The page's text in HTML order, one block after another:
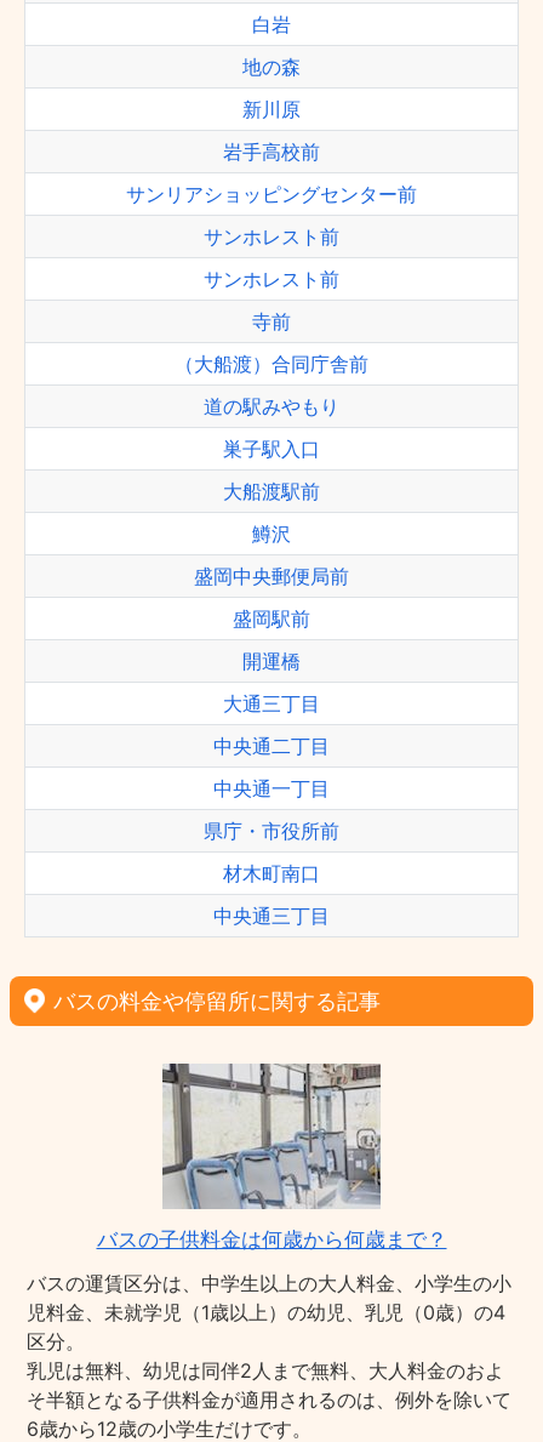
白岩
地の森
新川原
岩手高校前
サンリアショッピングセンター前
サンホレスト前
サンホレスト前
寺前
（大船渡）合同庁舎前
道の駅みやもり
巣子駅入口
大船渡駅前
鱒沢
盛岡中央郵便局前
盛岡駅前
開運橋
大通三丁目
中央通二丁目
中央通一丁目
県庁・市役所前
材木町南口
中央通三丁目
バスの料金や停留所に関する記事
バスの子供料金は何歳から何歳まで？
バスの運賃区分は、中学生以上の大人料金、小学生の小
児料金、未就学児（1歳以上）の幼児、乳児（0歳）の4
区分。
乳児は無料、幼児は同伴2人まで無料、大人料金のおよ
そ半額となる子供料金が適用されるのは、例外を除いて
6歳から12歳の小学生だけです。